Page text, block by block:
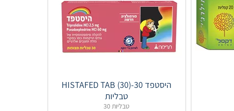
‎HISTAFED‎ ‎TAB‎ ‎(‎30)‎-היסטפד 30
טבליות
30 טבליות